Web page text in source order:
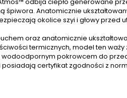
Anatomicznie
okolice szyi i głowy przed
oraz anatomicznie
termicznych, model ten
pokrowcem do
certyfikat zgodności z